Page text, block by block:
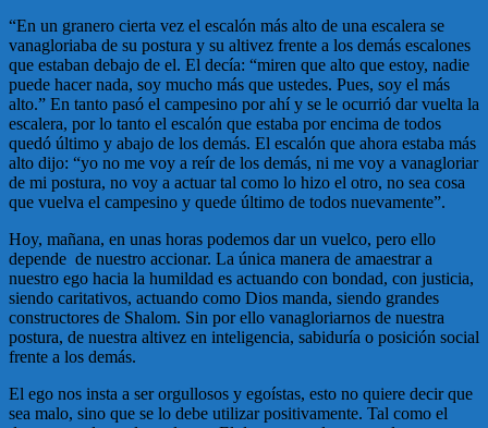
“En un granero cierta vez el escalón más alto de una escalera se
vanagloriaba de su postura y su altivez frente a los demás escalones
que estaban debajo de el. El decía: “miren que alto que estoy, nadie
puede hacer nada, soy mucho más que ustedes. Pues, soy el más
alto.” En tanto pasó el campesino por ahí y se le ocurrió dar vuelta la
escalera, por lo tanto el escalón que estaba por encima de todos
quedó último y abajo de los demás. El escalón que ahora estaba más
alto dijo: “yo no me voy a reír de los demás, ni me voy a vanagloriar
de mi postura, no voy a actuar tal como lo hizo el otro, no sea cosa
que vuelva el campesino y quede último de todos nuevamente”.
Hoy, mañana, en unas horas podemos dar un vuelco, pero ello
depende de nuestro accionar. La única manera de amaestrar a
nuestro ego hacia la humildad es actuando con bondad, con justicia,
siendo caritativos, actuando como Dios manda, siendo grandes
constructores de Shalom. Sin por ello vanagloriarnos de nuestra
postura, de nuestra altivez en inteligencia, sabiduría o posición social
frente a los demás.
El ego nos insta a ser orgullosos y egoístas, esto no quiere decir que
sea malo, sino que se lo debe utilizar positivamente. Tal como el